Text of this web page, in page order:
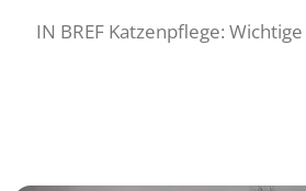
IN BREF Katzenpflege: